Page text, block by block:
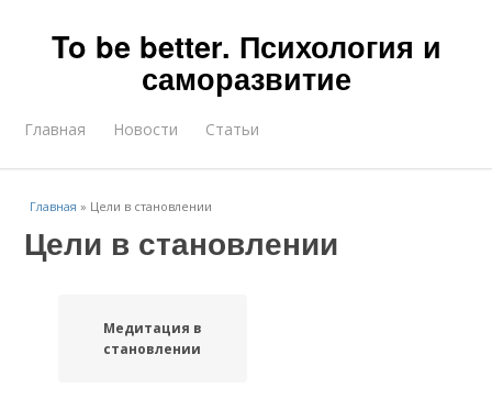
To be better. Психология и
саморазвитие
Главная Новости Статьи
Главная » Цели в становлении
Цели в становлении
Медитация в
становлении